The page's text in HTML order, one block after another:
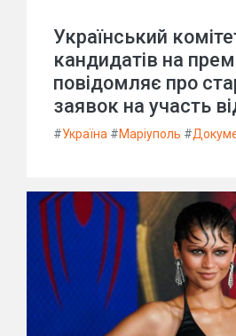
Український
кандидатів на
повідомляє про
заявок на участь
#Україна #Маріуполь #